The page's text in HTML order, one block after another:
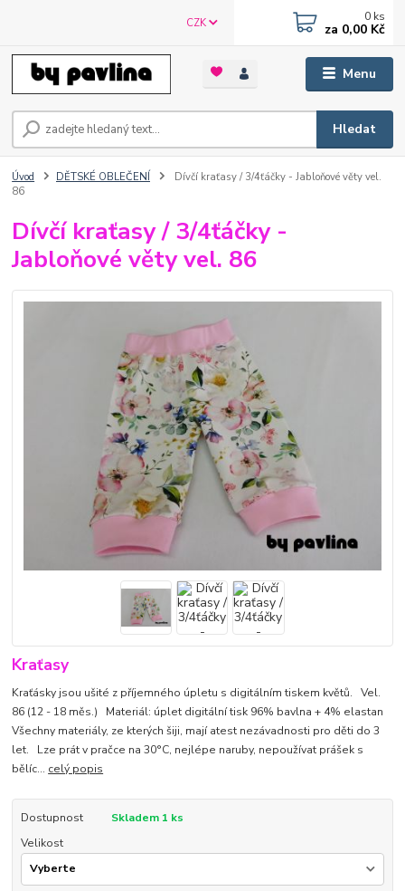
Menu
CZK
Hledat
0 ks
za 0,00 Kč
Úvod DĚTSKÉ OBLEČENÍ
Dívčí kraťasy / 3/4ťáčky - Jabloňové věty vel.
86
Dívčí kraťasy / 3/4ťáčky -
Jabloňové věty vel. 86
Kraťasy
Kraťásky jsou ušité z příjemného úpletu s digitálním tiskem květů. Vel.
86 (12 - 18 měs.) Materiál: úplet digitální tisk 96% bavlna + 4% elastan
Všechny materiály, ze kterých šiji, mají atest nezávadnosti pro děti do 3
let. Lze prát v pračce na 30°C, nejlépe naruby, nepoužívat prášek s
bělíc... celý popis
Dostupnost
Skladem 1 ks
Velikost